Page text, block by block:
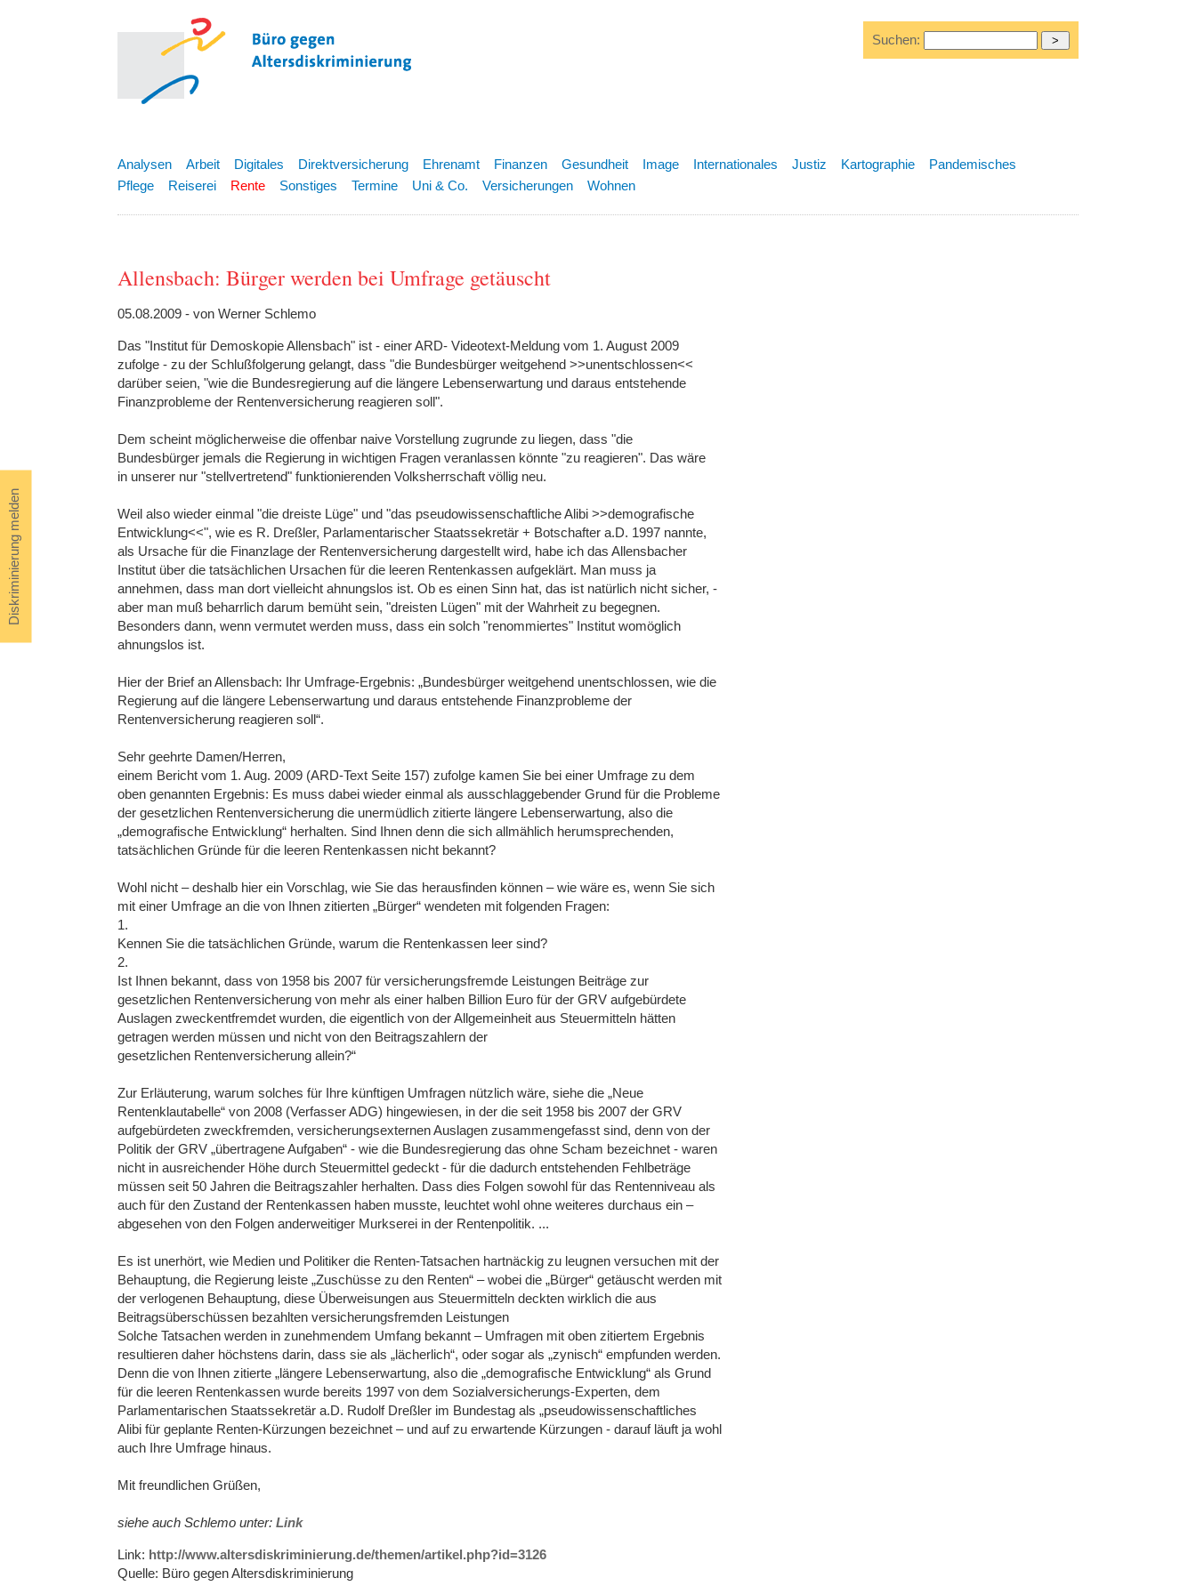
Diskriminierung melden
Suchen:
Analysen Arbeit Digitales Direktversicherung Ehrenamt Finanzen Gesundheit Image Internationales Justiz Kartographie
Pandemisches
Pflege
Reiserei Rente Sonstiges Termine Uni & Co. Versicherungen Wohnen
Allensbach: Bürger werden bei Umfrage getäuscht
05.08.2009 - von Werner Schlemo
Das "Institut für Demoskopie Allensbach" ist - einer ARD- Videotext-Meldung vom 1. August 2009
zufolge - zu der Schlußfolgerung gelangt, dass "die Bundesbürger weitgehend >>unentschlossen<<
darüber seien, "wie die Bundesregierung auf die längere Lebenserwartung und daraus entstehende
Finanzprobleme der Rentenversicherung reagieren soll".
Dem scheint möglicherweise die offenbar naive Vorstellung zugrunde zu liegen, dass "die
Bundesbürger jemals die Regierung in wichtigen Fragen veranlassen könnte "zu reagieren". Das wäre
in unserer nur "stellvertretend" funktionierenden Volksherrschaft völlig neu.
Weil also wieder einmal "die dreiste Lüge" und "das pseudowissenschaftliche Alibi >>demografische
Entwicklung<<", wie es R. Dreßler, Parlamentarischer Staatssekretär + Botschafter a.D. 1997 nannte,
als Ursache für die Finanzlage der Rentenversicherung dargestellt wird, habe ich das Allensbacher
Institut über die tatsächlichen Ursachen für die leeren Rentenkassen aufgeklärt. Man muss ja
annehmen, dass man dort vielleicht ahnungslos ist. Ob es einen Sinn hat, das ist natürlich nicht sicher, -
aber man muß beharrlich darum bemüht sein, "dreisten Lügen" mit der Wahrheit zu begegnen.
Besonders dann, wenn vermutet werden muss, dass ein solch "renommiertes" Institut womöglich
ahnungslos ist.
Hier der Brief an Allensbach: Ihr Umfrage-Ergebnis: „Bundesbürger weitgehend unentschlossen, wie die
Regierung auf die längere Lebenserwartung und daraus entstehende Finanzprobleme der
Rentenversicherung reagieren soll“.
Sehr geehrte Damen/Herren,
einem Bericht vom 1. Aug. 2009 (ARD-Text Seite 157) zufolge kamen Sie bei einer Umfrage zu dem
oben genannten Ergebnis: Es muss dabei wieder einmal als ausschlaggebender Grund für die Probleme
der gesetzlichen Rentenversicherung die unermüdlich zitierte längere Lebenserwartung, also die
„demografische Entwicklung“ herhalten. Sind Ihnen denn die sich allmählich herumsprechenden,
tatsächlichen Gründe für die leeren Rentenkassen nicht bekannt?
Wohl nicht – deshalb hier ein Vorschlag, wie Sie das herausfinden können – wie wäre es, wenn Sie sich
mit einer Umfrage an die von Ihnen zitierten „Bürger“ wendeten mit folgenden Fragen:
1.
Kennen Sie die tatsächlichen Gründe, warum die Rentenkassen leer sind?
2.
Ist Ihnen bekannt, dass von 1958 bis 2007 für versicherungsfremde Leistungen Beiträge zur
gesetzlichen Rentenversicherung von mehr als einer halben Billion Euro für der GRV aufgebürdete
Auslagen zweckentfremdet wurden, die eigentlich von der Allgemeinheit aus Steuermitteln hätten
getragen werden müssen und nicht von den Beitragszahlern der
gesetzlichen Rentenversicherung allein?“
Zur Erläuterung, warum solches für Ihre künftigen Umfragen nützlich wäre, siehe die „Neue
Rentenklautabelle“ von 2008 (Verfasser ADG) hingewiesen, in der die seit 1958 bis 2007 der GRV
aufgebürdeten zweckfremden, versicherungsexternen Auslagen zusammengefasst sind, denn von der
Politik der GRV „übertragene Aufgaben“ - wie die Bundesregierung das ohne Scham bezeichnet - waren
nicht in ausreichender Höhe durch Steuermittel gedeckt - für die dadurch entstehenden Fehlbeträge
müssen seit 50 Jahren die Beitragszahler herhalten. Dass dies Folgen sowohl für das Rentenniveau als
auch für den Zustand der Rentenkassen haben musste, leuchtet wohl ohne weiteres durchaus ein –
abgesehen von den Folgen anderweitiger Murkserei in der Rentenpolitik. ...
Es ist unerhört, wie Medien und Politiker die Renten-Tatsachen hartnäckig zu leugnen versuchen mit der
Behauptung, die Regierung leiste „Zuschüsse zu den Renten“ – wobei die „Bürger“ getäuscht werden mit
der verlogenen Behauptung, diese Überweisungen aus Steuermitteln deckten wirklich die aus
Beitragsüberschüssen bezahlten versicherungsfremden Leistungen
Solche Tatsachen werden in zunehmendem Umfang bekannt – Umfragen mit oben zitiertem Ergebnis
resultieren daher höchstens darin, dass sie als „lächerlich“, oder sogar als „zynisch“ empfunden werden.
Denn die von Ihnen zitierte „längere Lebenserwartung, also die „demografische Entwicklung“ als Grund
für die leeren Rentenkassen wurde bereits 1997 von dem Sozialversicherungs-Experten, dem
Parlamentarischen Staatssekretär a.D. Rudolf Dreßler im Bundestag als „pseudowissenschaftliches
Alibi für geplante Renten-Kürzungen bezeichnet – und auf zu erwartende Kürzungen - darauf läuft ja wohl
auch Ihre Umfrage hinaus.
Mit freundlichen Grüßen,
siehe auch Schlemo unter: Link
Link: http://www.altersdiskriminierung.de/themen/artikel.php?id=3126
Quelle: Büro gegen Altersdiskriminierung